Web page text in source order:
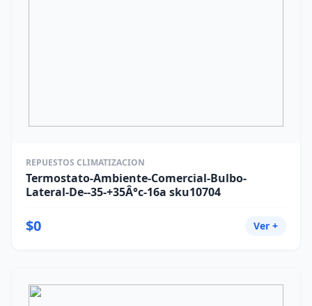
REPUESTOS CLIMATIZACION
Termostato-Ambiente-Comercial-Bulbo-
Lateral-De--35-+35Â°c-16a sku10704
$0 Ver +